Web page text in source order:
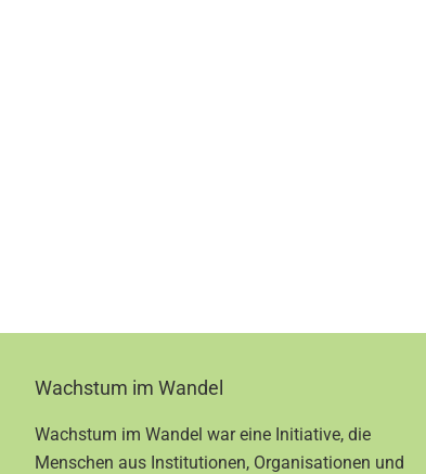
FooterWachstum im Wandel
Wachstum im Wandel war eine Initiative, die
Menschen aus Institutionen, Organisationen und